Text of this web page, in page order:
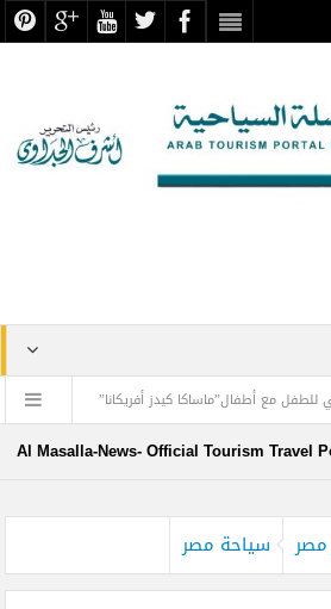
كيدز أفريكانا”
اليمن تودع أمير
يومياً إلى كولومبو أول ديسمبر
المواقع
Al Masalla-News- Official Tourism Travel
مصر سياحة مصر